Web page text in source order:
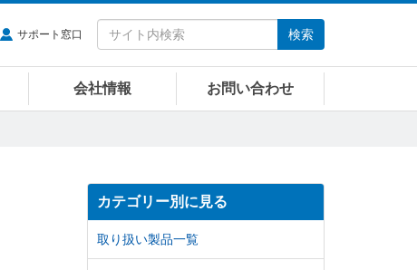
サポート窓口 検索
会社情報 お問い合わせ
カテゴリー別に見る
取り扱い製品一覧